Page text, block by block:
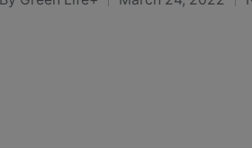
Posted